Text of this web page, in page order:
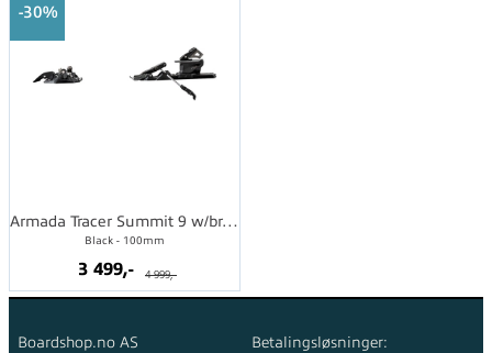
30%
Armada Tracer Summit 9 w/brake
Black - 100mm
3 499,- 4 999,-
Boardshop.no AS
Betalingsløsninger: